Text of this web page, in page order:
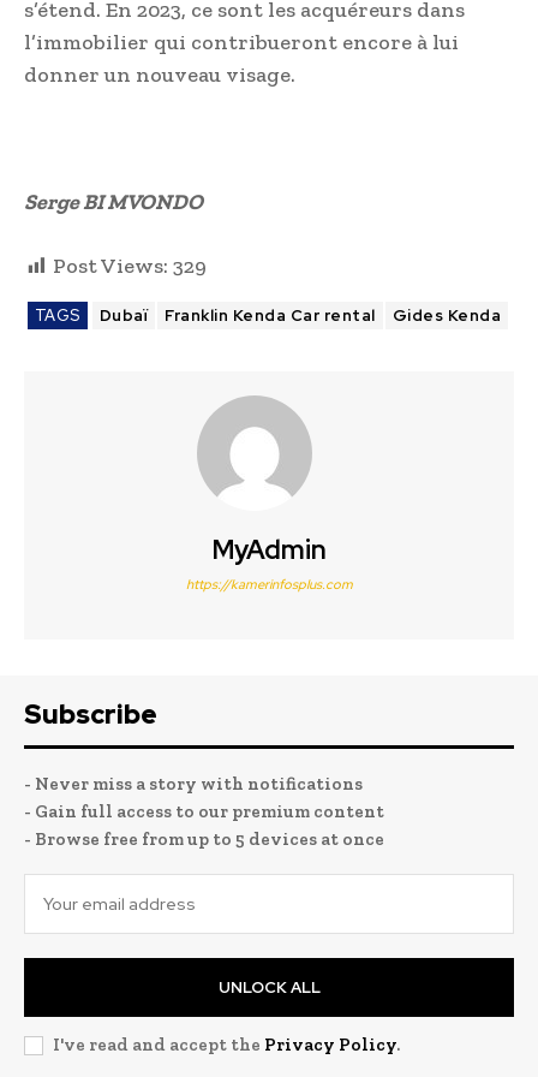
s’étend. En 2023, ce sont les acquéreurs dans
l’immobilier qui contribueront encore à lui
donner un nouveau visage.
Serge BI MVONDO
Post Views: 329
TAGS Dubaï Franklin Kenda Car rental Gides Kenda
MyAdmin
https://kamerinfosplus.com
Subscribe
- Never miss a story with notifications
- Gain full access to our premium content
- Browse free from up to 5 devices at once
UNLOCK ALL
I've read and accept the Privacy Policy.